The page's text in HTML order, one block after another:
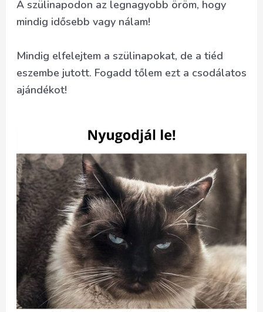
A szülinapodon az legnagyobb öröm, hogy
mindig idősebb vagy nálam!
Mindig elfelejtem a szülinapokat, de a tiéd
eszembe jutott. Fogadd tőlem ezt a csodálatos
ajándékot!